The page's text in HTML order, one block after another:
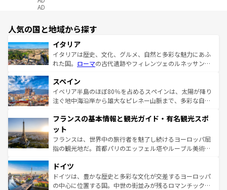
AD
人気の国と地域から探す
イタリア
イタリアは歴史、文化、グルメ、自然と多彩な魅力にあふ
れた国。 ローマの古代遺跡やフィレンツェのルネッサンス
ろん、トスカーナの美しい田園風景やアマルフィ海岸の絶
景など、自然景観も見逃せない。観光の合間には、本場の
ピザやパスタなど、絶品のイタリア料理を堪能することも
ませてくれるイタリアで、忘れられない旅をしてみよう！
なお、新着のイタリア情報は
しい。
スペイン
イベリア半島のほぼ80％を占めるスペインは、太陽が降り
注ぐ地中海沿岸から雄大なピレネー山脈まで、多彩な自然
文化が根付くこの国では、情熱的なフラメンコ、熱気あふ
れる闘牛、そして美味しいタパスが生活の一部となってい
る。首都マドリードの洗練された雰囲気や、バルセロナの
アートに溢れた街角から、地方では古代ローマ遺跡や中世
せる。地方によって風土や気候が異なるスペインはその個
性で訪れる人を魅了する。 なお、新着のスペイン情報は コ
ンテンツ一覧を参照してほしい。
フランスの基本情報と観光ガイド・有名観光スポ
ット
フランスは、世界中の旅行者を魅了し続けるヨーロッパ屈
指の観光地だ。首都パリのエッフェル塔やルーブル美術館
で、幅広い魅力が詰まっている。華麗な宮殿、歴史的な大
聖堂、美しいビーチ、そして豊かな自然が、訪れる者を心
から魅了する。また、フランスは美食の国としても知ら
ドイツ
ドイツは、豊かな歴史と多彩な文化が交差するヨーロッパ
の中心に位置する国。中世の街並みが残るロマンチック街